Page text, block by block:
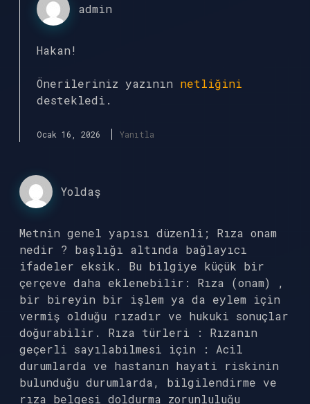
admin
Hakan!
Önerileriniz yazının netliğini
destekledi.
Ocak 16, 2026 Yanıtla
Yoldaş
Metnin genel yapısı düzenli; Rıza onam
nedir ? başlığı altında bağlayıcı
ifadeler eksik. Bu bilgiye küçük bir
çerçeve daha eklenebilir: Rıza (onam) ,
bir bireyin bir işlem ya da eylem için
vermiş olduğu rızadır ve hukuki sonuçlar
doğurabilir. Rıza türleri : Rızanın
geçerli sayılabilmesi için : Acil
durumlarda ve hastanın hayati riskinin
bulunduğu durumlarda, bilgilendirme ve
rıza belgesi doldurma zorunluluğu